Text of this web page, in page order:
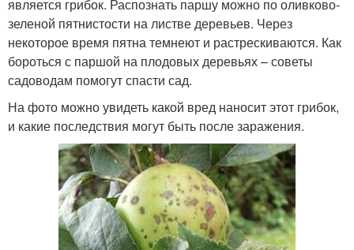
является грибок. Распознать паршу можно по оливково-
зеленой пятнистости на листве деревьев. Через
некоторое время пятна темнеют и растрескиваются. Как
бороться с паршой на плодовых деревьях – советы
садоводам помогут спасти сад.
На фото можно увидеть какой вред наносит этот грибок,
и какие последствия могут быть после заражения.